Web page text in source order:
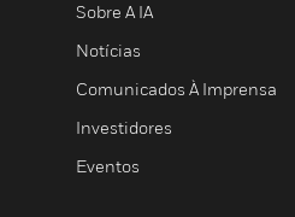
Sobre A IA
Notícias
Comunicados À Imprensa
Investidores
Eventos